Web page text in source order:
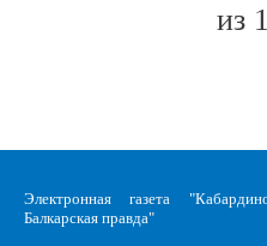
из
Электронная газета
Балкарская правда"